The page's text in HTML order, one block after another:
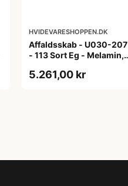
HVIDEVARESHOPPEN.DK
Affaldsskab - U030-207
- 113 Sort Eg - Melamin,
5.261,00 kr